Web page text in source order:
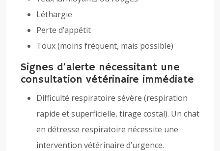
Léthargie
Perte d’appétit
Toux (moins fréquent, mais possible)
Signes d’alerte nécessitant une
consultation vétérinaire immédiate
Difficulté respiratoire sévère (respiration
rapide et superficielle, tirage costal). Un chat
en détresse respiratoire nécessite une
intervention vétérinaire d’urgence.